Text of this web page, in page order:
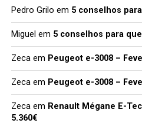
Pedro Grilo em 5 conselhos
Miguel em 5 conselhos para
Zecaem Peugeot e-3008 –
Zecaem Peugeot e-3008 –
Zecaem Renault Mégane E-
5.360€